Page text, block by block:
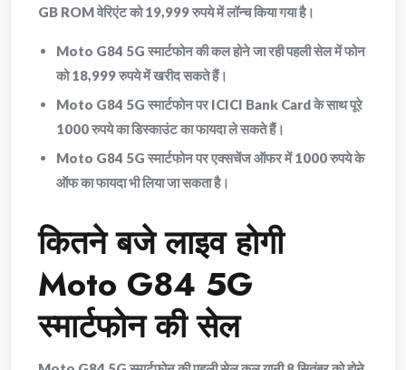
GB ROM वेरिएंट को 19,999 रुपये में लॉन्च किया गया है।
Moto G84 5G स्मार्टफोन की कल होने जा रही पहली सेल में फोन
को 18,999 रुपये में खरीद सकते हैं।
Moto G84 5G स्मार्टफोन पर ICICI Bank Card के साथ पूरे
1000 रुपये का डिस्काउंट का फायदा ले सकते हैं।
Moto G84 5G स्मार्टफोन पर एक्सचेंज ऑफर में 1000 रुपये के
ऑफ का फायदा भी लिया जा सकता है।
कितने बजे लाइव होगी
Moto G84 5G
स्मार्टफोन की सेल